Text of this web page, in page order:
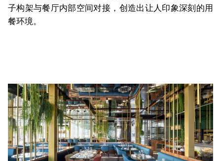
子构架与餐厅内部空间对接，创造出让人印象深刻的用
餐环境。